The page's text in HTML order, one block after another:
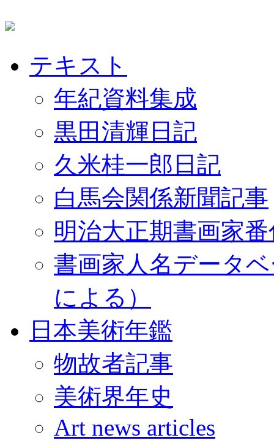
テキスト
年紀資料集成
黒田清輝日記
久米桂一郎日記
白馬会関係新聞記事
明治大正期書画家
書画家人名データ
による）
日本美術年鑑
物故者記事
美術界年史
Art news articles